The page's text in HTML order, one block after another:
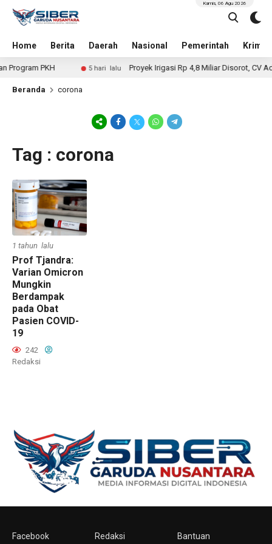
Home Berita Daerah Nasional Pemerintah
Kamis, 06 Agu 2026
PKH 5 hari lalu Proyek Irigasi Rp 4,8 Miliar Disorot, CV
Beranda corona
Tag : corona
1 tahun lalu
Prof Tjandra:
Varian Omicron
Mungkin
Berdampak
pada Obat
Pasien COVID-
19
242
Redaksi
Facebook Redaksi Bantuan